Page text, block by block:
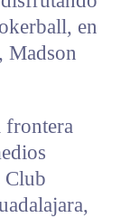
en
Madson
frontera
Club